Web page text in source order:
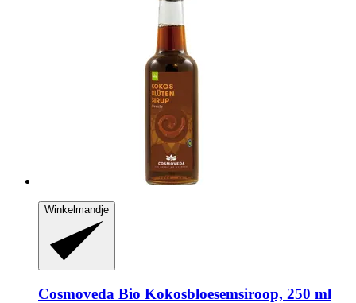
Winkelmandje
Cosmoveda Bio Kokosbloesemsiroop, 250 ml